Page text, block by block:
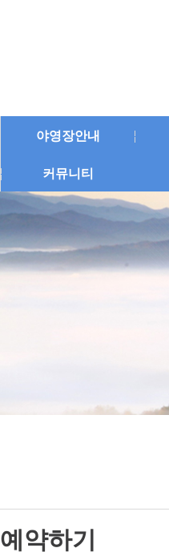
야영장안내
커뮤니티
예약하기